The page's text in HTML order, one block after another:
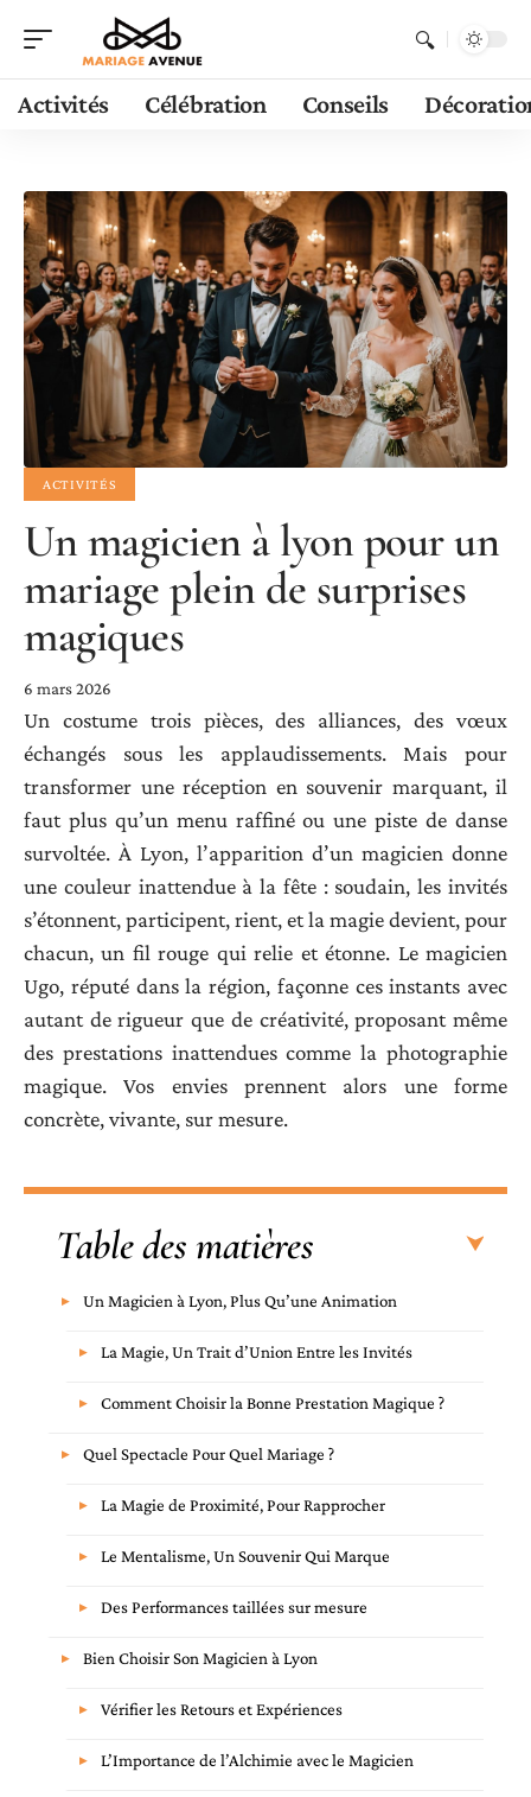
Activités Célébration Conseils
ACTIVITÉS
Un magicien à lyon pour un
mariage plein de surprises
magiques
6 mars 2026
Un costume trois pièces, des alliances, des vœux
échangés sous les applaudissements. Mais pour
transformer une réception en souvenir marquant, il
faut plus qu’un menu raffiné ou une piste de danse
survoltée. À Lyon, l’apparition d’un magicien donne
une couleur inattendue à la fête : soudain, les invités
s’étonnent, participent, rient, et la magie devient, pour
chacun, un fil rouge qui relie et étonne. Le magicien
Ugo, réputé dans la région, façonne ces instants avec
autant de rigueur que de créativité, proposant même
des prestations inattendues comme la photographie
magique. Vos envies prennent alors une forme
concrète, vivante, sur mesure.
Table des matières
Un Magicien à Lyon, Plus Qu’une Animation
La Magie, Un Trait d’Union Entre les Invités
Comment Choisir la Bonne Prestation Magique ?
Quel Spectacle Pour Quel Mariage ?
La Magie de Proximité, Pour Rapprocher
Le Mentalisme, Un Souvenir Qui Marque
Des Performances taillées sur mesure
Bien Choisir Son Magicien à Lyon
Vérifier les Retours et Expériences
L’Importance de l’Alchimie avec le Magicien